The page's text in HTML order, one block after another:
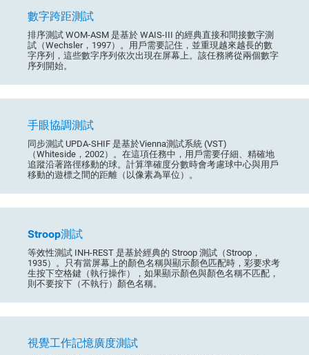
數字跨距測試
排序測試 WOM-ASM 是基於 WAIS-III 的經典直接和間接數字測
試（Wechsler，1997）。用戶需要記住，並重現越來越長的數
字序列，這些數字序列依次出現在屏幕上。該任務將從兩個數字
序列開始。
手眼協調測試
同步測試 UPDA-SHIF 是基於Vienna測試系統 (VST)
（Whiteside，2002）。在這項任務中，用戶需要仔細、精確地
追蹤沿著路徑移動的球。計算準確度分數時會考慮球中心與用戶
移動的遊標之間的距離（以像素為單位）。
Stroop測試
等效性測試 INH-REST 是基於經典的 Stroop 測試（Stroop，
1935）。只有當屏幕上的顏色名稱與顯示顏色匹配時，彩要求考
生按下空格鍵（執行操作），如果顯示顏色與顏色名稱不匹配，
則不要按下（不執行）顏色名稱。
視覺工作記憶廣度測試